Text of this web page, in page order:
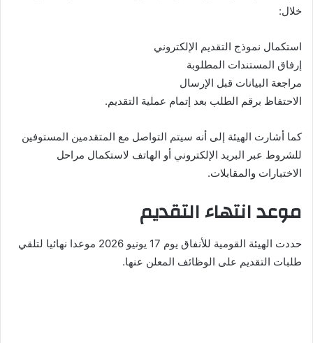
خلال:
استكمال نموذج التقديم الإلكتروني
إرفاق المستندات المطلوبة
مراجعة البيانات قبل الإرسال
الاحتفاظ برقم الطلب بعد إتمام عملية التقديم.
كما أشارت الهيئة إلى أنه سيتم التواصل مع المتقدمين المستوفين
للشروط عبر البريد الإلكتروني أو الهاتف لاستكمال مراحل
الاختبارات والمقابلات.
موعد انتهاء التقديم
حددت الهيئة القومية للأنفاق يوم 17 يونيو 2026 موعدا نهائيا لتلقي
طلبات التقديم على الوظائف المعلن عنها.